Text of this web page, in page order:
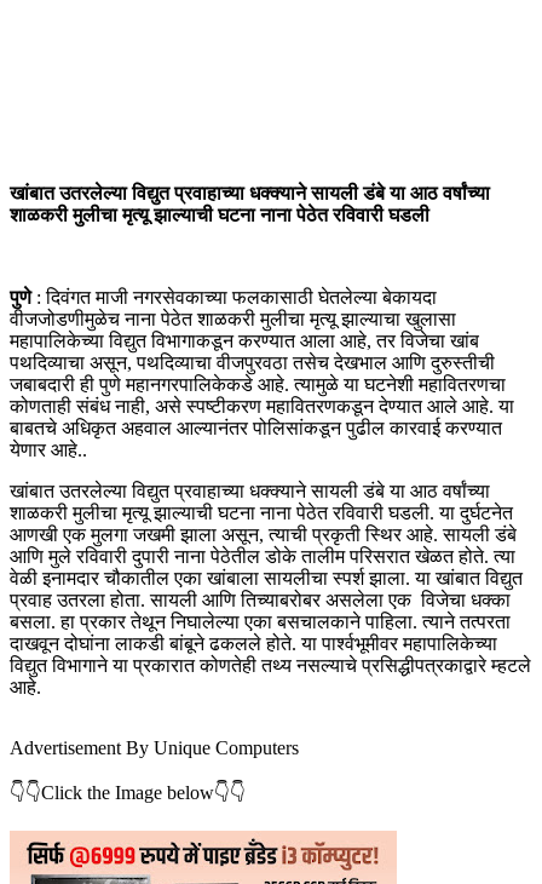
खांबात उतरलेल्या विद्युत प्रवाहाच्या धक्क्याने सायली डंबे या आठ वर्षांच्या
शाळकरी मुलीचा मृत्यू झाल्याची घटना नाना पेठेत रविवारी घडली
पुणे: दिवंगत माजी नगरसेवकाच्या फलकासाठी घेतलेल्या बेकायदा
वीजजोडणीमुळेच नाना पेठेत शाळकरी मुलीचा मृत्यू झाल्याचा खुलासा
महापालिकेच्या विद्युत विभागाकडून करण्यात आला आहे, तर विजेचा खांब
पथदिव्याचा असून, पथदिव्याचा वीजपुरवठा तसेच देखभाल आणि दुरुस्तीची
जबाबदारी ही पुणे महानगरपालिकेकडे आहे. त्यामुळे या घटनेशी महावितरणचा
कोणताही संबंध नाही, असे स्पष्टीकरण महावितरणकडून देण्यात आले आहे. या
बाबतचे अधिकृत अहवाल आल्यानंतर पोलिसांकडून पुढील कारवाई करण्यात
येणार आहे..
खांबात उतरलेल्या विद्युत प्रवाहाच्या धक्क्याने सायली डंबे या आठ वर्षांच्या
शाळकरी मुलीचा मृत्यू झाल्याची घटना नाना पेठेत रविवारी घडली. या दुर्घटनेत
आणखी एक मुलगा जखमी झाला असून, त्याची प्रकृती स्थिर आहे. सायली डंबे
आणि मुले रविवारी दुपारी नाना पेठेतील डोके तालीम परिसरात खेळत होते. त्या
वेळी इनामदार चौकातील एका खांबाला सायलीचा स्पर्श झाला. या खांबात विद्युत
प्रवाह उतरला होता. सायली आणि तिच्याबरोबर असलेला एक विजेचा धक्का
बसला. हा प्रकार तेथून निघालेल्या एका बसचालकाने पाहिला. त्याने तत्परता
दाखवून दोघांना लाकडी बांबूने ढकलले होते. या पार्श्वभूमीवर महापालिकेच्या
विद्युत विभागाने या प्रकारात कोणतेही तथ्य नसल्याचे प्रसिद्धीपत्रकाद्वारे म्हटले
आहे.
Advertisement By Unique Computers
👇👇Click the Image below👇👇